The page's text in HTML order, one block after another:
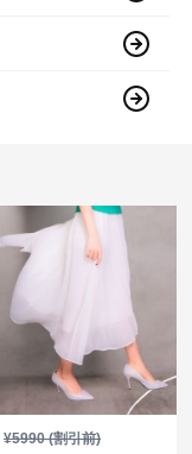
¥5990(割引前)